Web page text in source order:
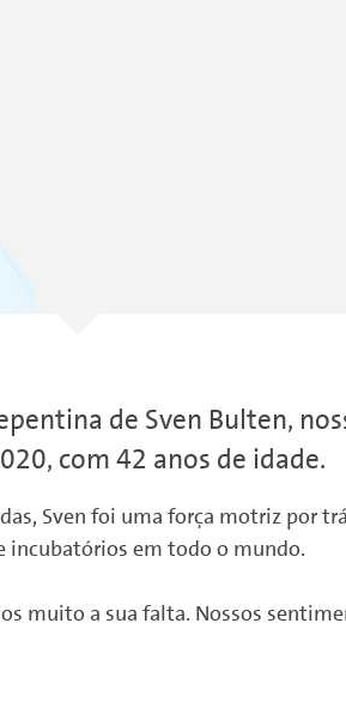
de Sven Bulten,
com 42 anos de idade.
Sven foi uma força motriz por
incubatórios em todo o mundo.
muito a sua falta. Nossos